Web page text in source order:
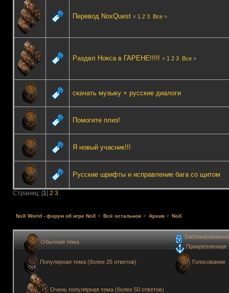
Перевод NoxQuest « 1 2 3 Все»
Раздел Нокса в ГАРЕНЕ!!!!! « 1 2 3 Все»
скачать музыку + русские диалоги
Помогите плиз!
Я новый учасник!!!
Русские шрифты и исправление бага со щитом
Страниц: [1] 2 3
NoX World - форум об игре NoX> Всё остальное > Архив > NoX
Обычная тема
Популярная тема (более 25 ответов)
Очень популярная тема (более 50 ответов)
Прикрепленная
Голосование